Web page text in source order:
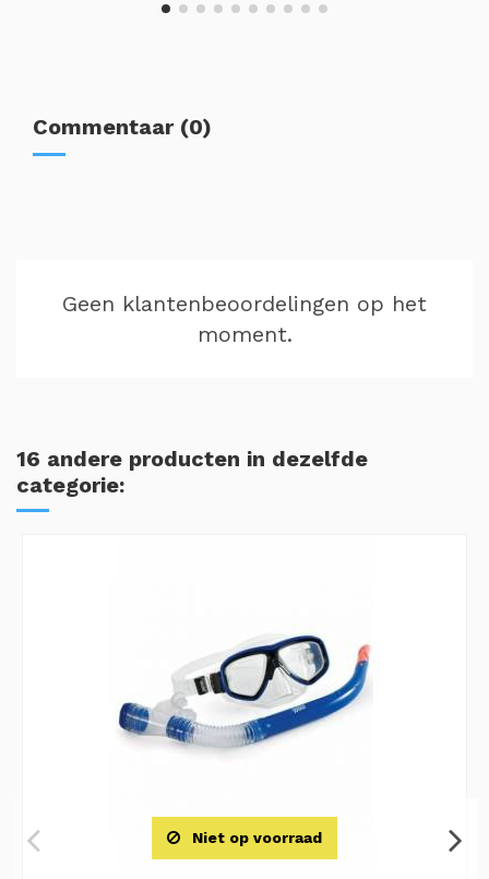
Commentaar (0)
Geen klantenbeoordelingen op het
moment.
16 andere producten in dezelfde
categorie:
Niet op voorraad